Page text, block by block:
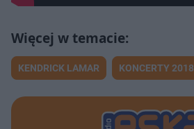
KENDRICK LAMAR KONCERTY 2018